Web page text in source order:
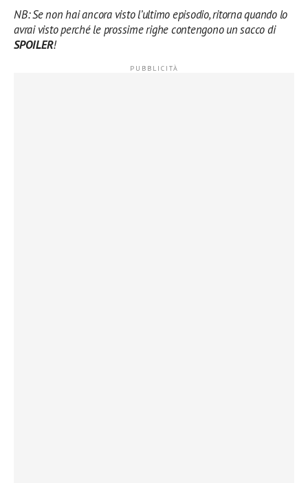
NB: Se non hai ancora visto l’ultimo episodio, ritorna quando lo
avrai visto perché le prossime righe contengono un sacco di
SPOILER!